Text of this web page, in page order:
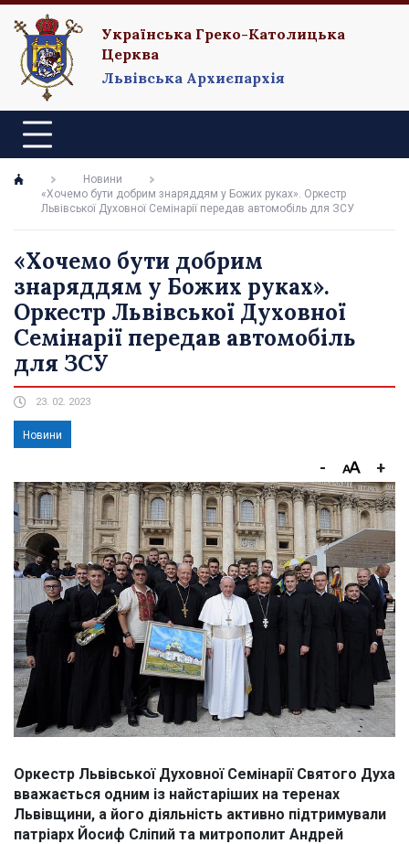
Українська Греко-Католицька
Церква
Львівська Архиєпархія
Новини
«Хочемо бути добрим знаряддям у Божих руках». Оркестр
Львівської Духовної Семінарії передав автомобіль для ЗСУ
«Хочемо бути добрим
знаряддям у Божих руках».
Оркестр Львівської Духовної
Семінарії передав автомобіль
для ЗСУ
23. 02. 2023
Новини
- +
Оркестр Львівської Духовної Семінарії Святого Духа
вважається одним із найстаріших на теренах
Львівщини, а його діяльність активно підтримували
патріарх Йосиф Сліпий та митрополит Андрей